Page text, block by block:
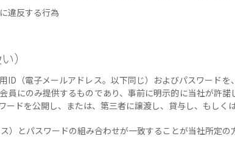
違反する行為
）
ID（電子メールアドレス。以下同じ）およびパスワード
員にのみ提供するものであり、事前に明示的に当社が許
ドを公開し、または、第三者に譲渡し、貸与し、もしく
）とパスワードの組み合わせが一致することが当社所定